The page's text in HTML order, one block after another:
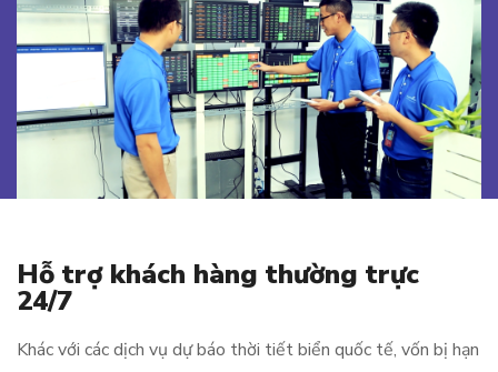
Hỗ trợ khách hàng thường trực
24/7
Khác với các dịch vụ dự báo thời tiết biển quốc tế, vốn bị hạn